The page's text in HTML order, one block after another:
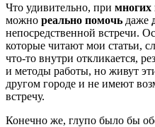
Что удивительно, при многих
можно реально помочь даже
непосредственной встречи.
которые читают мои статьи,
что-то внутри откликается,
и методы работы, но живут
другом городе и не имеют
встречу.
Конечно же, глупо было бы